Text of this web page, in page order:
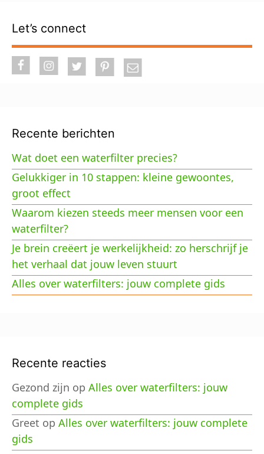
Let’s connect
Recente berichten
Wat doet een waterfilter precies?
Gelukkiger in 10 stappen: kleine gewoontes,
groot effect
Waarom kiezen steeds meer mensen voor een
waterfilter?
Je brein creëert je werkelijkheid: zo herschrijf je
het verhaal dat jouw leven stuurt
Alles over waterfilters: jouw complete gids
Recente reacties
Gezond zijn op Alles over waterfilters: jouw
complete gids
Greet op Alles over waterfilters: jouw complete
gids